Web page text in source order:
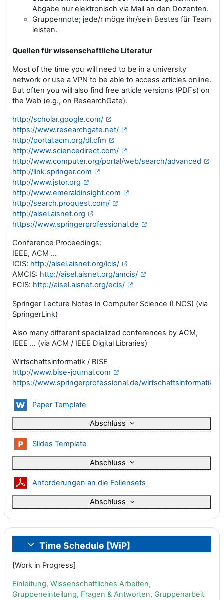
Abgabe nur elektronisch via Mail an den Dozenten.
Gruppennote; jede/r möge ihr/sein Bestes für Team
leisten.
Quellen für wissenschaftliche Literatur
Most of the time you will need to be in a university
network or use a VPN to be able to access articles online.
But often you will also find free article versions (PDFs) on
the Web (e.g., on ResearchGate).
http://scholar.google.com/
https://www.researchgate.net/
http://portal.acm.org/dl.cfm
http://www.sciencedirect.com/
http://www.computer.org/portal/web/search/advanced
http://link.springer.com
http://www.jstor.org
http://www.emeraldinsight.com
http://search.proquest.com/
http://aisel.aisnet.org
https://www.springerprofessional.de
Conference Proceedings:
IEEE, ACM ...
ICIS: http://aisel.aisnet.org/icis/
AMCIS: http://aisel.aisnet.org/amcis/
ECIS: http://aisel.aisnet.org/ecis/
Springer Lecture Notes in Computer Science (LNCS) (via
SpringerLink)
Also many different specialized conferences by ACM,
IEEE ... (via ACM / IEEE Digital Libraries)
Wirtschaftsinformatik / BISE
http://www.bise-journal.com
https://www.springerprofessional.de/wirtschaftsinformatik/
Paper Template
Abschluss
Slides Template
Abschluss
Anforderungen an die Foliensets
Abschluss
Einklappen
Time Schedule [WiP]
[Work in Progress]
Einleitung, Wissenschaftliches Arbeiten,
Gruppeneinteilung, Fragen & Antworten, Gruppenarbeit